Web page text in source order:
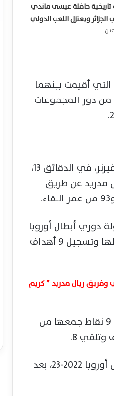
تاريخية حافلة عيسى ماندي
ويعتزل اللعب الدولي
الألماني بنتيجة 2-3 في المباراة التي أقيمت بينهما
من دور المجموعات
سجل أهداف المباراة كل من جوسكو جفارديول، كريستوفر نكونكو، تيمو فيرنر، في الدقائق 13،
مدريد عن طريق
دوري أبطال أوروبا
برصيد 10 نقاط جمعها من الفوز في 3 مباريات والتعادل في 1 وخسارة مثلها وتسجيل 9 أهداف
وفريق ريال مدريد ” كريم
بينما تواجد لايبزيج في وصافة جدول ترتيب المجموعة السادسة برصيد 9 نقاط جمعها من
بالفعل التأهل إلى الدور ثمن النهائي من دوري أبطال أوروبا 2022-23، بعد